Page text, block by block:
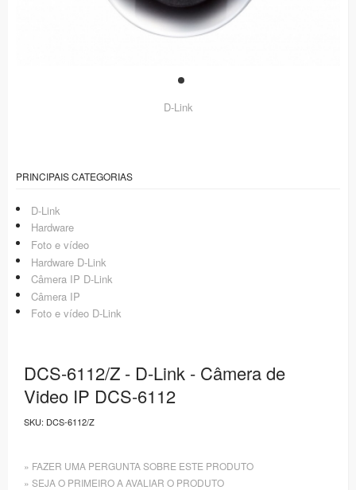
D-Link
PRINCIPAIS CATEGORIAS
D-Link
Hardware
Foto e vídeo
Hardware D-Link
Câmera IP D-Link
Câmera IP
Foto e vídeo D-Link
DCS-6112/Z - D-Link - Câmera de
Video IP DCS-6112
SKU: DCS-6112/Z
» FAZER UMA PERGUNTA SOBRE ESTE PRODUTO
» SEJA O PRIMEIRO A AVALIAR O PRODUTO